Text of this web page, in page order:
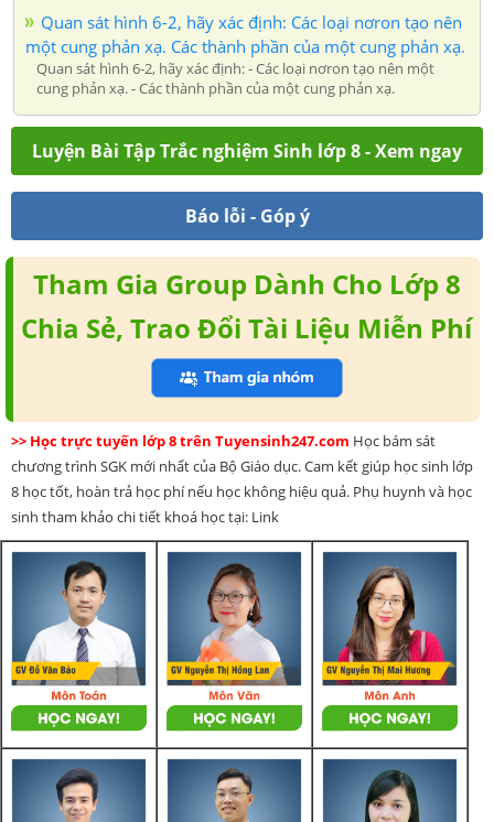
Quan sát hình 6-2, hãy xác định: Các loại nơron tạo nên
một cung phản xạ. Các thành phần của một cung phản xạ.
Quan sát hình 6-2, hãy xác định: - Các loại nơron tạo nên một
cung phản xạ. - Các thành phần của một cung phản xạ.
Luyện Bài Tập Trắc nghiệm Sinh lớp 8 - Xem ngay
Báo lỗi - Góp ý
Tham Gia Group Dành Cho Lớp 8
Chia Sẻ, Trao Đổi Tài Liệu Miễn Phí
>> Học trực tuyến lớp 8 trên Tuyensinh247.com Học bám sát
chương trình SGK mới nhất của Bộ Giáo dục. Cam kết giúp học sinh lớp
8 học tốt, hoàn trả học phí nếu học không hiệu quả. Phụ huynh và học
sinh tham khảo chi tiết khoá học tại: Link